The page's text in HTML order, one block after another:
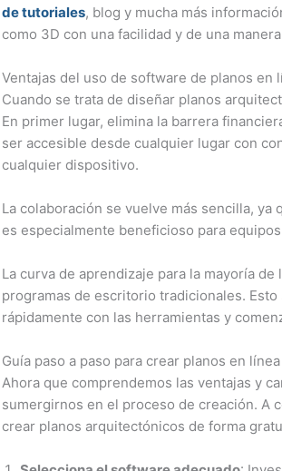
de tutoriales, blog y mucha más
como 3D con una facilidad y de una
Ventajas del uso de software de planos en
Cuando se trata de diseñar planos
En primer lugar, elimina la barrera
ser accesible desde cualquier lugar con
cualquier dispositivo.
La colaboración se vuelve más sencilla,
es especialmente beneficioso para
La curva de aprendizaje para la mayoría
programas de escritorio tradicionales.
rápidamente con las herramientas y
Guía paso a paso para crear planos en línea
Ahora que comprendemos las ventajas y
sumergirnos en el proceso de creación. A
crear planos arquitectónicos de forma